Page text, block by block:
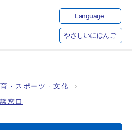
Language
やさしいにほんご
・スポーツ・文化
窓口